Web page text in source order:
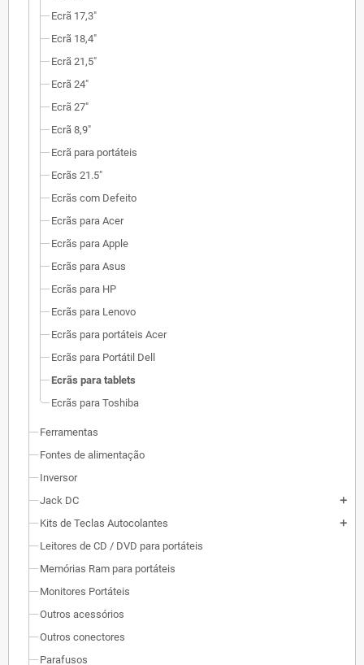
Ecrã 17,3"
Ecrã 18,4"
Ecrã 21,5"
Ecrã 24"
Ecrã 27"
Ecrã 8,9"
Ecrã para portáteis
Ecrãs 21.5"
Ecrãs com Defeito
Ecrãs para Acer
Ecrãs para Apple
Ecrãs para Asus
Ecrãs para HP
Ecrãs para Lenovo
Ecrãs para portáteis Acer
Ecrãs para Portátil Dell
Ecrãs para tablets
Ecrãs para Toshiba
Ferramentas
Fontes de alimentação
Inversor
Jack DC
add
Kits de Teclas Autocolantes add
Leitores de CD / DVD para portáteis
Memórias Ram para portáteis
Monitores Portáteis
Outros acessórios
Outros conectores
Parafusos